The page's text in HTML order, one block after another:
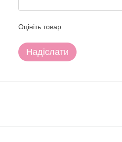
Оцініть товар
Надіслати